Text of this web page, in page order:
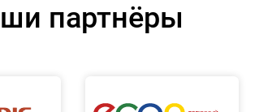
партнёры